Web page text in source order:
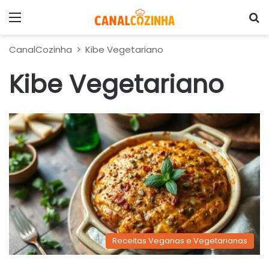
CanalCozinha > Kibe Vegetariano
Kibe Vegetariano
Receitas Veganas e Vegetarianas